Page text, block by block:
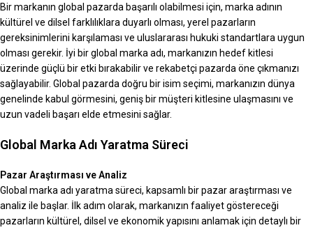
Bir markanın global pazarda başarılı olabilmesi için, marka adının
kültürel ve dilsel farklılıklara duyarlı olması, yerel pazarların
gereksinimlerini karşılaması ve uluslararası hukuki standartlara uygun
olması gerekir. İyi bir global marka adı, markanızın hedef kitlesi
üzerinde güçlü bir etki bırakabilir ve rekabetçi pazarda öne çıkmanızı
sağlayabilir. Global pazarda doğru bir isim seçimi, markanızın dünya
genelinde kabul görmesini, geniş bir müşteri kitlesine ulaşmasını ve
uzun vadeli başarı elde etmesini sağlar.
Global Marka Adı Yaratma Süreci
Pazar Araştırması ve Analiz
Global marka adı yaratma süreci, kapsamlı bir pazar araştırması ve
analiz ile başlar. İlk adım olarak, markanızın faaliyet göstereceği
pazarların kültürel, dilsel ve ekonomik yapısını anlamak için detaylı bir